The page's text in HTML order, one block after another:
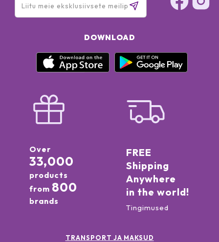
DOWNLOAD
Over
33,000
products
from 800
brands
FREE
Shipping
Anywhere
in the world!
Tingimused
TRANSPORT JA MAKSUD